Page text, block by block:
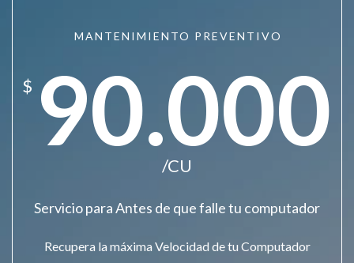
MANTENIMIENTO PREVENTIVO
$ 90.000
/CU
Servicio para Antes de que falle tu computador
Recupera la máxima Velocidad de tu Computador